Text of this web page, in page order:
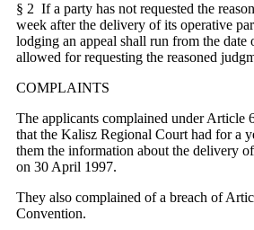
§ 2 If a party has not requested the
week after the delivery of its operative
lodging an appeal shall run from the date
allowed for requesting the reasoned
COMPLAINTS
The applicants complained under Article
that the Kalisz Regional Court had for a
them the information about the delivery
on 30 April 1997.
They also complained of a breach of
Convention.